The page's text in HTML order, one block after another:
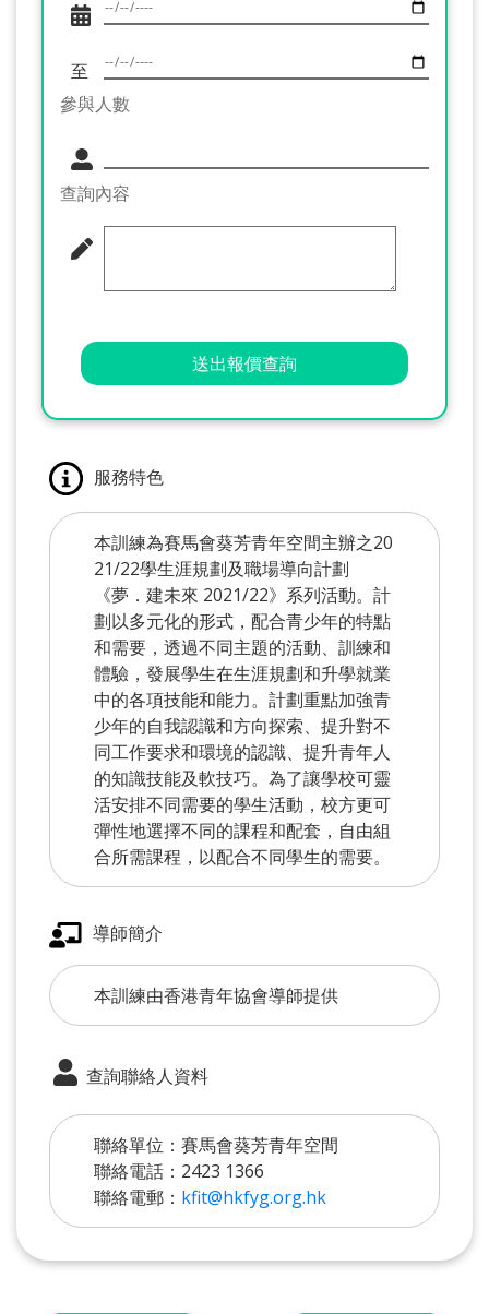
至
參與人數
查詢內容
送出報價查詢
服務特色
本訓練為賽馬會葵芳青年空間主辦之20
21/22學生涯規劃及職場導向計劃
《夢．建未來 2021/22》系列活動。計
劃以多元化的形式，配合青少年的特點
和需要，透過不同主題的活動、訓練和
體驗，發展學生在生涯規劃和升學就業
中的各項技能和能力。計劃重點加強青
少年的自我認識和方向探索、提升對不
同工作要求和環境的認識、提升青年人
的知識技能及軟技巧。為了讓學校可靈
活安排不同需要的學生活動，校方更可
彈性地選擇不同的課程和配套，自由組
合所需課程，以配合不同學生的需要。
導師簡介
本訓練由香港青年協會導師提供
查詢聯絡人資料
聯絡單位：賽馬會葵芳青年空間
聯絡電話：2423 1366
聯絡電郵： kfit@hkfyg.org.hk